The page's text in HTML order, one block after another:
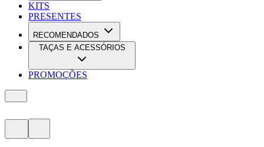
KITS
PRESENTES
RECOMENDADOS
TAÇAS E ACESSÓRIOS
PROMOÇÕES